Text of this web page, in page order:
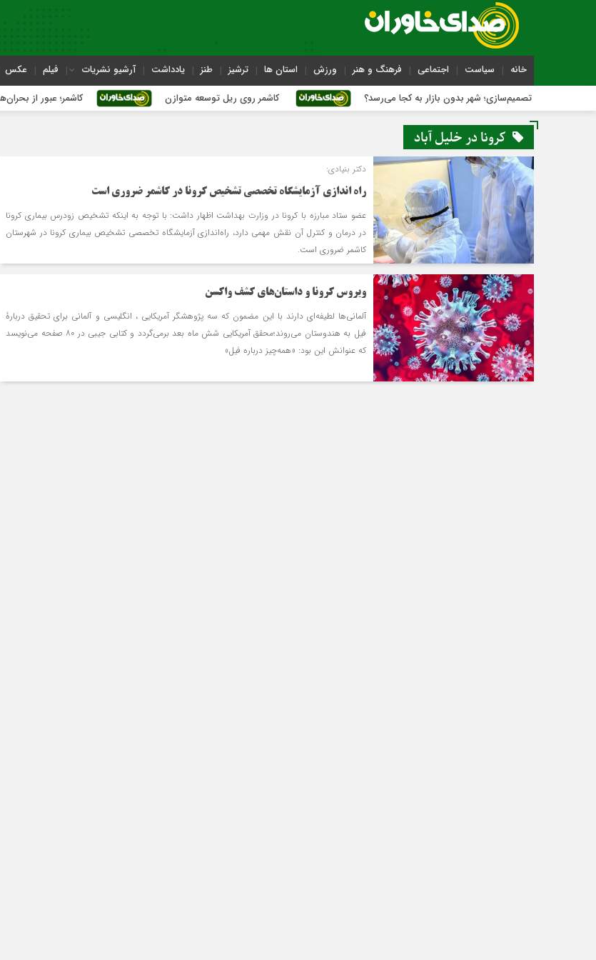
خانه سیاست اجتماعی فرهنگ و هنر ورزش استان ها ترشیز طنز یادداشت آرشیو نشریات فیلم عکس
تصمیم‌سازی؛ شهر بدون بازار به کجا می‌رسد؟ کاشمر روی ریل توسعه متوازن کاشمر؛ عبور از بحران‌های شهری
کرونا در خلیل آباد
دکتر بنیادی:
راه ‎اندازی آزمایشگاه تخصصی تشخیص کرونا در کاشمر ضروری است
عضو ستاد مبارزه با کرونا در وزارت بهداشت اظهار داشت: با توجه به این‏که تشخیص زودرس بیماری کرونا
در درمان و کنترل آن نقش مهمی دارد، راه‌اندازی آزمایشگاه تخصصی تشخیص بیماری کرونا در شهرستان
کاشمر ضروری است.
ویروس کرونا و داستان‌های کشف واکسن
آلمانی‌ها لطیفه‌ای دارند با این مضمون که سه پژوهشگر آمریکایی ، انگلیسی و آلمانی برای تحقیق دربارۀ
فیل به هندوستان می‌روند؛محقق آمریکایی شش ماه بعد برمی‌گردد و کتابی جیبی در ۸۰ صفحه می‌نویسد
که عنوانش این بود: «همه‌چیز درباره فیل»